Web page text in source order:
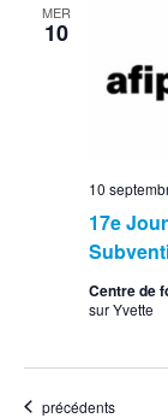
MER
10
17e
10
Centre de
sur Yvette
Événements
précédents